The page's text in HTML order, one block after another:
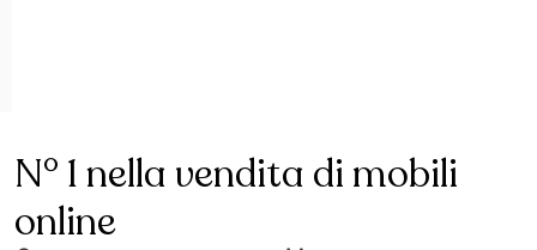
N° 1 nella vendita di mobili
online